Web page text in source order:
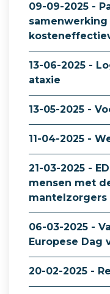
09-09-2025 -
13-06-2025 -
ataxie
13-05-2025 -
11-04-2025 -
21-03-2025 -
mensen met
mantelzorgers
06-03-2025 -
Europese Dag
20-02-2025 -